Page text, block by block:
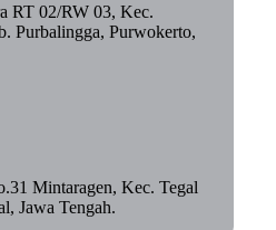
RT 02/RW 03, Kec.
Purbalingga, Purwokerto,
Mintaragen, Kec. Tegal
Jawa Tengah.